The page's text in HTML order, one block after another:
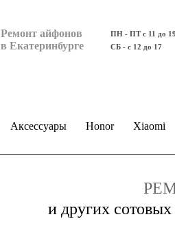
Ремонт айфонов
в Екатеринбурге
ПН - ПТ с 11 до
СБ - с 12 до 17
Аксессуары Honor Xiaomi
и других